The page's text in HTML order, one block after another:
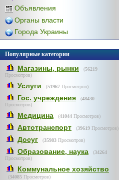
Объявления
Органы власти
Города Украины
Популярные категории
Магазины, рынки (56219
Просмотров)
Услуги (51967 Просмотров)
Гос. учреждения (48430
Просмотров)
Медицина (41044 Просмотров)
Автотранспорт (39619 Просмотров)
Досуг (35983 Просмотров)
Образование, наука (34264
Просмотров)
Коммунальное хозяйство
(34085 Просмотров)